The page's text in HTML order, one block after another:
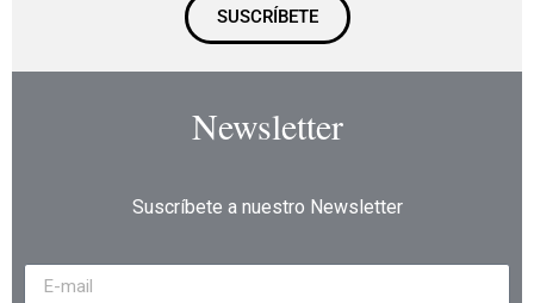
SUSCRÍBETE
Newsletter
Suscríbete a nuestro Newsletter